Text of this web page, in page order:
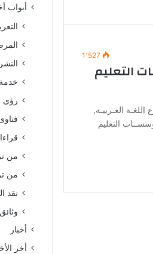
1٬527
التعليم
العـربيـة,
التعليم
أبواب
رؤى
من
من
نقد
وثائق
أخبار
أخر